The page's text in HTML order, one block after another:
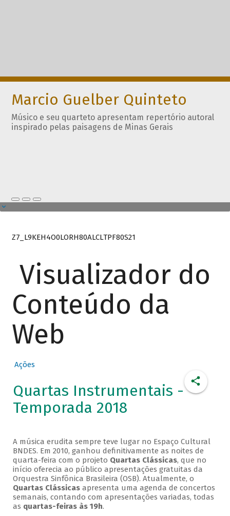
Marcio Guelber Quinteto
Músico e seu quarteto apresentam repertório autoral
inspirado pelas paisagens de Minas Gerais
Z7_L9KEH4O0LORH80ALCLTPF80S21
Visualizador do
Conteúdo da
Web
Ações
Quartas Instrumentais -
Temporada 2018
A música erudita sempre teve lugar no Espaço Cultural
BNDES. Em 2010, ganhou definitivamente as noites de
quarta-feira com o projeto Quartas Clássicas, que no
início oferecia ao público apresentações gratuitas da
Orquestra Sinfônica Brasileira (OSB). Atualmente, o
Quartas Clássicasapresenta uma agenda de concertos
semanais, contando com apresentações variadas, todas
as quartas-feiras às 19h.